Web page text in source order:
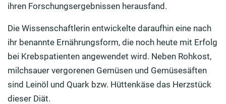
ihren Forschungsergebnissen herausfand.
Die Wissenschaftlerin entwickelte daraufhin eine nach
ihr benannte Ernährungsform, die noch heute mit Erfolg
bei Krebspatienten angewendet wird. Neben Rohkost,
milchsauer vergorenen Gemüsen und Gemüsesäften
sind Leinöl und Quark bzw. Hüttenkäse das Herzstück
dieser Diät.